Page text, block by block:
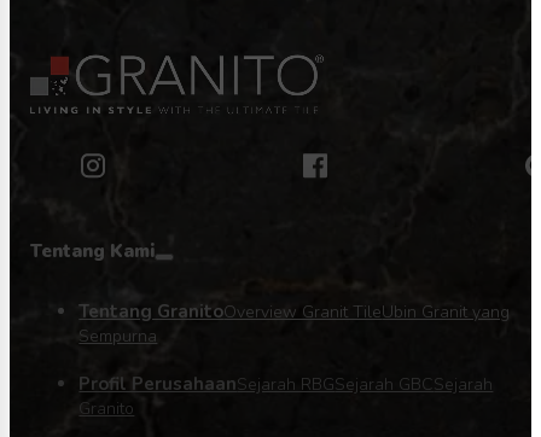
Tentang Kami
Tentang GranitoOverview Granit TileUbin Granit yang
Sempurna
Profil PerusahaanSejarah RBGSejarah GBCSejarah
Granito